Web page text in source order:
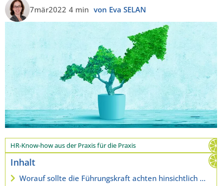
7mär2022 4 min von Eva SELAN
HR-Know-how aus der Praxis für die Praxis
Inhalt
Worauf sollte die Führungskraft achten hinsichtlich …